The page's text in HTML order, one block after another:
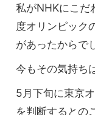
私がNHKにこだ
度オリンピック
があったからで
今もその気持ち
5月下旬に東京
を判断するとの